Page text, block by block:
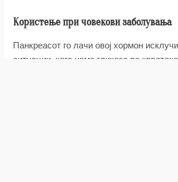
Користење при човекови заболувања
Панкреасот го лачи овој хормон
ситуации, кога нема гликоза во